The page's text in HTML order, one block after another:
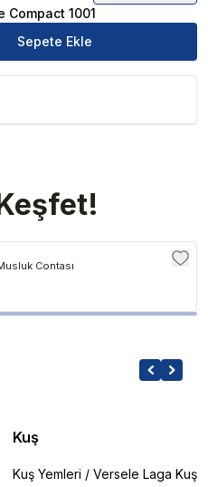
Compact 1001
Sepete Ekle
Contası
Kuş
Kuş Yemleri / Versele Laga Kuş